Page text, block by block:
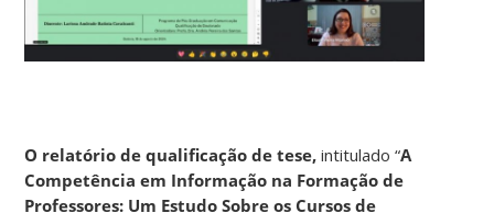
O relatório de qualificação de tese,intitulado “A
Competência em Informação na Formação de
Professores: Um Estudo Sobre os Cursos de